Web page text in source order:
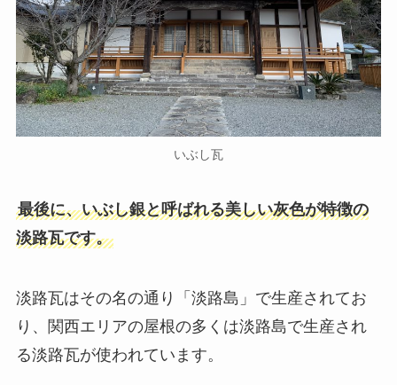
いぶし瓦
最後に、いぶし銀と呼ばれる美しい灰色が特徴の
淡路瓦です。
淡路瓦はその名の通り「淡路島」で生産されてお
り、関西エリアの屋根の多くは淡路島で生産され
る淡路瓦が使われています。